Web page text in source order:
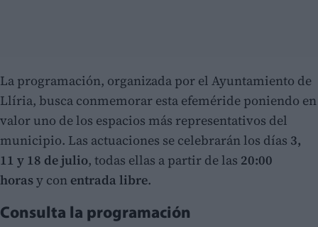
La programación, organizada por el Ayuntamiento de
Llíria, busca conmemorar esta efeméride poniendo en
valor uno de los espacios más representativos del
municipio. Las actuaciones se celebrarán los días 3,
11 y 18 de julio, todas ellas a partir de las 20:00
horasy con entrada libre.
Consulta la programación